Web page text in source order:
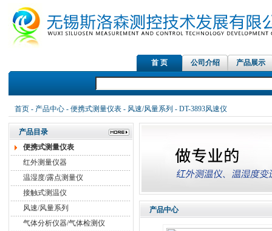
首 页 公司介绍 产品展示
首页- 产品中心- 便携式测量仪表- 风速/风量系列 - DT-3893风速仪
产品目录
便携式测量仪表
红外测量仪器
温湿度/露点测量仪
接触式测温仪
风速/风量系列
气体分析仪器/气体检测仪
产品中心